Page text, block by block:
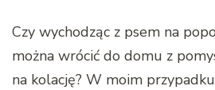
Czy wychodząc z psem na
można wrócić do domu z
na kolację? W moim